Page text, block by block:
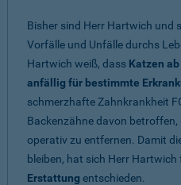
Bisher sind Herr Hartwich und
Vorfälle und Unfälle durchs
Hartwich weiß, dass Katzen
anfällig für bestimmte
schmerzhafte Zahnkrankheit
Backenzähne davon
operativ zu entfernen. Damit
bleiben, hat sich Herr Hartwich
Erstattung entschieden.